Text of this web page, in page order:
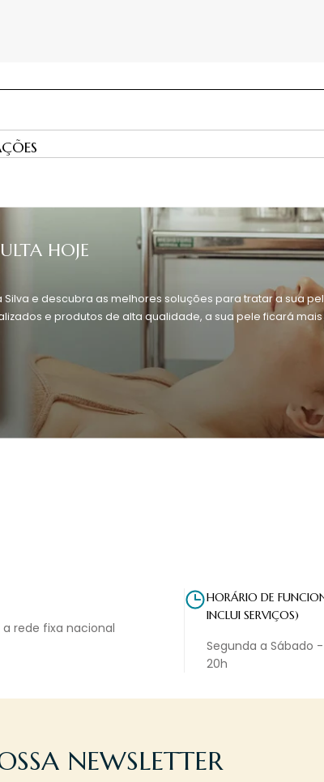
HOJE
e descubra as melhores soluções para tratar a sua
e produtos de alta qualidade, a sua pele ficará mais
rede fixa nacional
HORÁRIO DE
INCLUI SERVIÇOS)
Segunda a Sábado
20h
NEWSLETTER